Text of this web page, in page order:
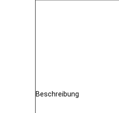
Beschreibung